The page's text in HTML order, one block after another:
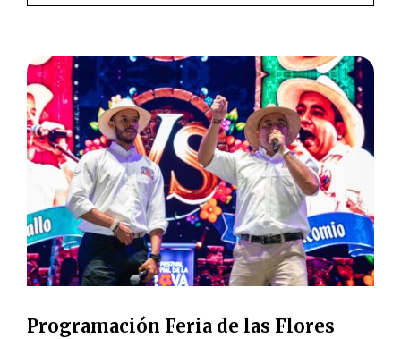
Programación Feria de las Flores